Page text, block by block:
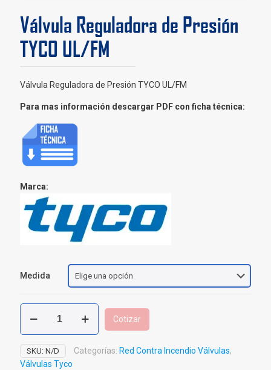
Válvula Reguladora de Presión
TYCO UL/FM
Válvula Reguladora de Presión TYCO UL/FM
Para mas información descargar PDF con ficha técnica:
Marca:
Medida
Válvula
Reguladora
de
Presión
TYCO
Cotizar
SKU: N/D Categorías: Red Contra Incendio Válvulas,
Válvulas Tyco